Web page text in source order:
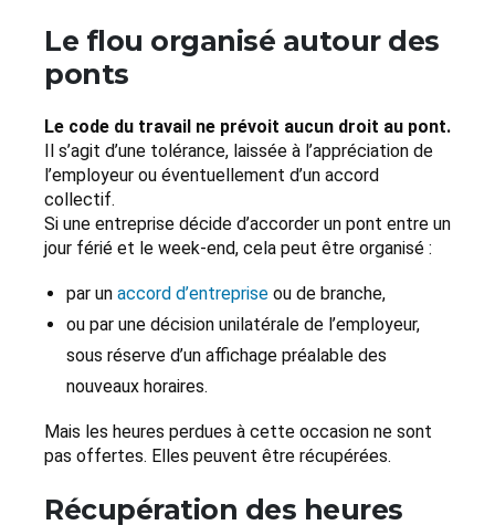
Le flou organisé autour des
ponts
Le code du travail ne prévoit aucun droit au pont.
Il s’agit d’une tolérance, laissée à l’appréciation de
l’employeur ou éventuellement d’un accord
collectif.
Si une entreprise décide d’accorder un pont entre un
jour férié et le week-end, cela peut être organisé :
par un accord d’entreprise ou de branche,
ou par une décision unilatérale de l’employeur,
sous réserve d’un affichage préalable des
nouveaux horaires.
Mais les heures perdues à cette occasion ne sont
pas offertes. Elles peuvent être récupérées.
Récupération des heures